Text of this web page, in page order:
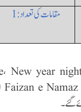
مقامات کی تعداد:1
New year ،
Faizan e
گئے۔